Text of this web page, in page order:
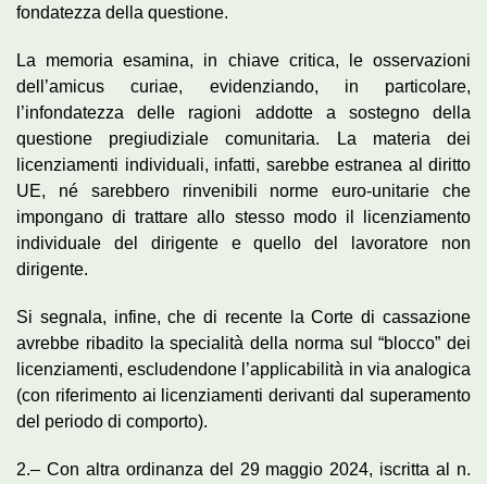
fondatezza della questione.
La memoria esamina, in chiave critica, le osservazioni
dell’amicus curiae, evidenziando, in particolare,
l’infondatezza delle ragioni addotte a sostegno della
questione pregiudiziale comunitaria. La materia dei
licenziamenti individuali, infatti, sarebbe estranea al diritto
UE, né sarebbero rinvenibili norme euro-unitarie che
impongano di trattare allo stesso modo il licenziamento
individuale del dirigente e quello del lavoratore non
dirigente.
Si segnala, infine, che di recente la Corte di cassazione
avrebbe ribadito la specialità della norma sul “blocco” dei
licenziamenti, escludendone l’applicabilità in via analogica
(con riferimento ai licenziamenti derivanti dal superamento
del periodo di comporto).
2.– Con altra ordinanza del 29 maggio 2024, iscritta al n.